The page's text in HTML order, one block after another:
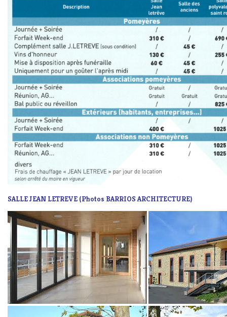
SALLE JEAN LETREVE (Photos BARRIOS ARCHITECTURE)